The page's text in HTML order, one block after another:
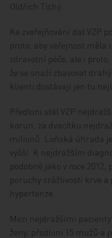
Oldřich Tichý.
Ke zveřejňování dat VZP
proto, aby veřejnost
zdravotní péče, ale i
že se snaží zbavovat
klienti dostávají jen tu
Předloni stál VZP
korun, za dvacítku
milionů. Loňská úhrada
vyšší. K nejdražším
podobně jako v roce
poruchy srážlivosti krve
hypertenze.
Mezi nejdražšími
ženy, předloni 15 mužů a